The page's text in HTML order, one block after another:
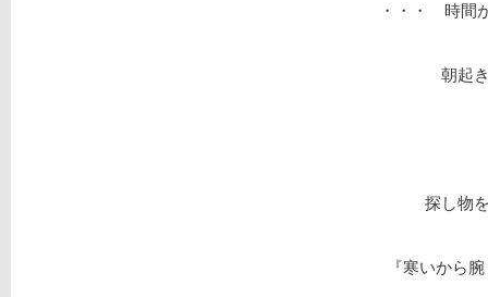
・・・ 時間
朝起
探し物
『寒いから